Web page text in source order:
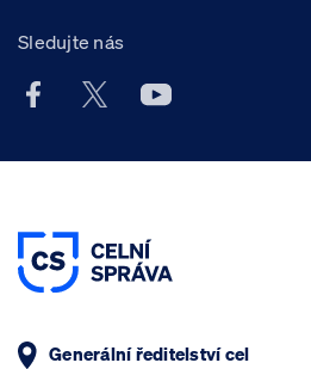
Sledujte nás
Facebook účet Celní správy ČR
X účet Celní správy ČR
Youtube účet
Generální ředitelství cel